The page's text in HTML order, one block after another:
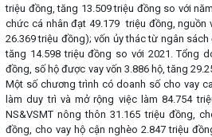
triệu đồng, tăng 13.509 triệu đồng so với
chức cá nhân đạt 49.179 triệu đồng, nguồn
26.369 triệu đồng); vốn ủy thác từ ngân
tăng 14.598 triệu đồng so với 2021. Tổng
đồng, số hộ được vay vốn 3.886 hộ, tăng
Một số chương trình có doanh số cho vay
làm duy trì và mở rộng việc làm 84.754
NS&VSMT nông thôn 31.165 triệu đồng,
đồng, cho vay hộ cận nghèo 2.847 triệu